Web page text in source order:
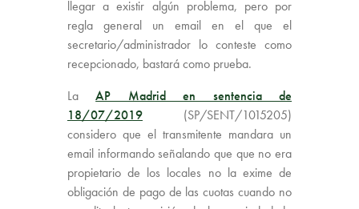
llegar a existir algún problema, pero por
regla general un email en el que el
secretario/administrador lo conteste como
recepcionado, bastará como prueba.
LaAP Madrid en sentencia de
18/07/2019 (SP/SENT/1015205)
considero que el transmitente mandara un
email informando señalando que que no era
propietario de los locales no la exime de
obligación de pago de las cuotas cuando no